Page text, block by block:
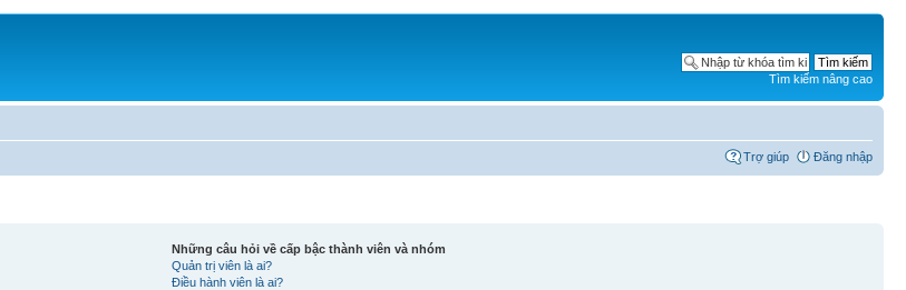
Tìm kiếm nâng cao
Trợ giúp Đăng nhập
Những câu hỏi về cấp bậc thành viên và nhóm
Quản trị viên là ai?
Điều hành viên là ai?